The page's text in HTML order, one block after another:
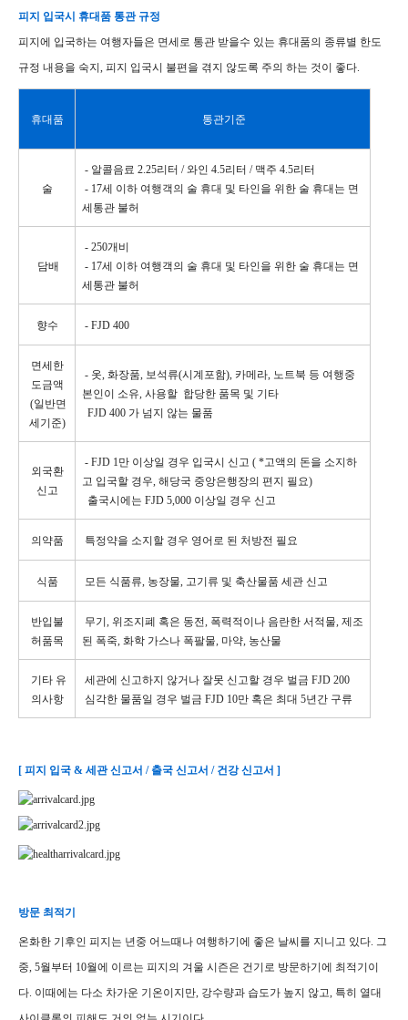
피지 입국시 휴대품 통관 규정
피지에 입국하는 여행자들은 면세로 통관 받을수 있는 휴대품의 종류별 한도
규정 내용을 숙지, 피지 입국시 불편을 겪지 않도록 주의 하는 것이 좋다.
휴대품 통관기준
술
- 알콜음료 2.25리터 / 와인 4.5리터 / 맥주 4.5리터
- 17세 이하 여행객의 술 휴대 및 타인을 위한 술 휴대는 면
세통관 불허
담배
- 250개비
- 17세 이하 여행객의 술 휴대 및 타인을 위한 술 휴대는 면
세통관 불허
향수 - FJD 400
면세한
도금액
(일반면
세기준)
- 옷, 화장품, 보석류(시계포함), 카메라, 노트북 등 여행중
본인이 소유, 사용할 합당한 품목 및 기타
FJD 400 가 넘지 않는 물품
외국환
신고
- FJD 1만 이상일 경우 입국시 신고 ( *고액의 돈을 소지하
고 입국할 경우, 해당국 중앙은행장의 편지 필요)
출국시에는 FJD 5,000 이상일 경우 신고
의약품 특정약을 소지할 경우 영어로 된 처방전 필요
식품 모든 식품류, 농장물, 고기류 및 축산물품 세관 신고
반입불
허품목
무기, 위조지폐 혹은 동전, 폭력적이나 음란한 서적물, 제조
된 폭죽, 화학 가스나 폭팔물, 마약, 농산물
기타 유
의사항
세관에 신고하지 않거나 잘못 신고할 경우 벌금 FJD 200
심각한 물품일 경우 벌금 FJD 10만 혹은 최대 5년간 구류
[ 피지 입국 & 세관 신고서 / 출국 신고서 / 건강 신고서 ]
방문 최적기
온화한 기후인 피지는 년중 어느때나 여행하기에 좋은 날씨를 지니고 있다. 그
중, 5월부터 10월에 이르는 피지의 겨울 시즌은 건기로 방문하기에 최적기이
다. 이때에는 다소 차가운 기온이지만, 강수량과 습도가 높지 않고, 특히 열대